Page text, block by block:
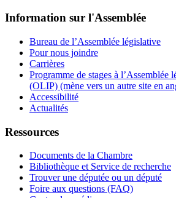
Information sur l'Assemblée
Bureau de l’Assemblée législative
Pour nous joindre
Carrières
Programme de stages à l’Assemblée
(OLIP) (mène vers un autre site en
Accessibilité
Actualités
Ressources
Documents de la Chambre
Bibliothèque et Service de recherche
Trouver une députée ou un député
Foire aux questions (FAQ)